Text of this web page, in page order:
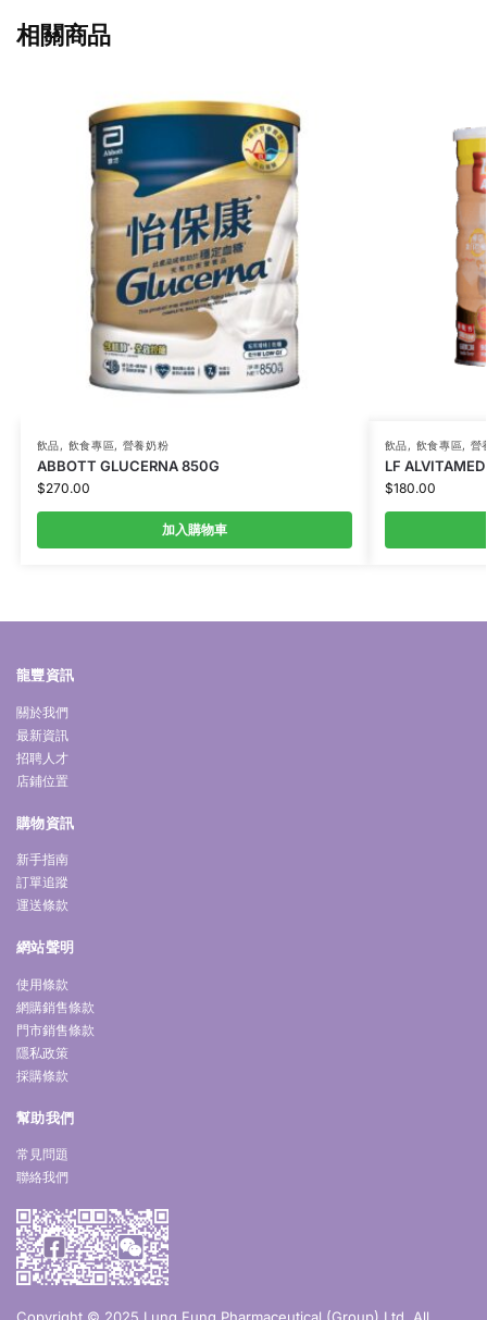
相關商品
飲品, 飲食專區, 營養奶粉
ABBOTT GLUCERNA 850G
$270.00
加入購物車
飲品, 飲食專區, 營
LF
$180.00
龍豐資訊
關於我們
最新資訊
招聘人才
店鋪位置
購物資訊
新手指南
訂單追蹤
運送條款
網站聲明
使用條款
網購銷售條款
門市銷售條款
隱私政策
採購條款
幫助我們
常見問題
聯絡我們